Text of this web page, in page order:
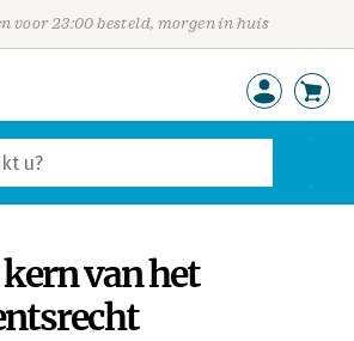
voor 23:00 besteld, morgen in huis
van het